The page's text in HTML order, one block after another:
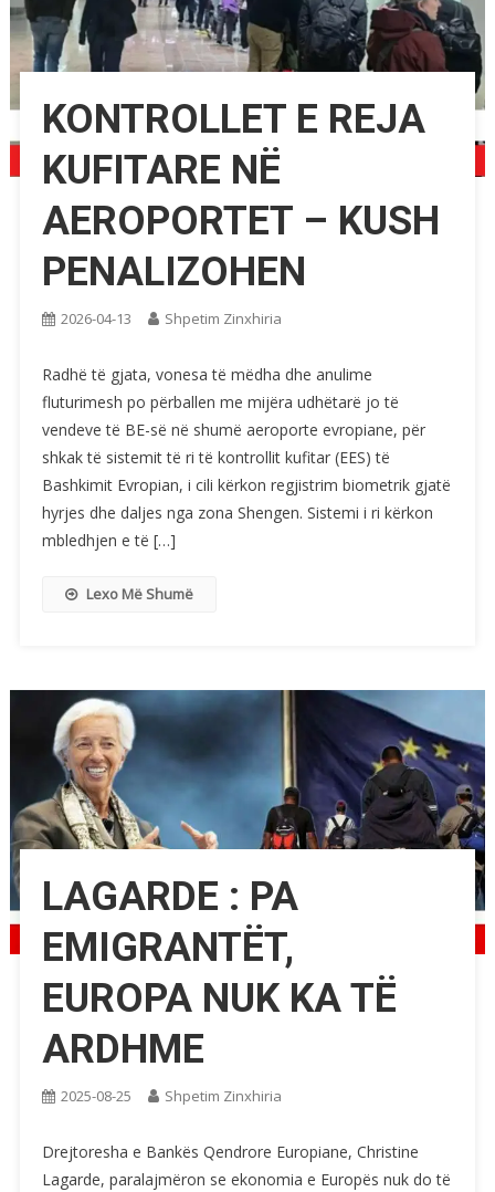
KONTROLLET E REJA
KUFITARE NË
AEROPORTET – KUSH
PENALIZOHEN
2026-04-13 Shpetim Zinxhiria
Radhë të gjata, vonesa të mëdha dhe anulime
fluturimesh po përballen me mijëra udhëtarë jo të
vendeve të BE-së në shumë aeroporte evropiane, për
shkak të sistemit të ri të kontrollit kufitar (EES) të
Bashkimit Evropian, i cili kërkon regjistrim biometrik gjatë
hyrjes dhe daljes nga zona Shengen. Sistemi i ri kërkon
mbledhjen e të […]
Lexo Më Shumë
LAGARDE : PA
EMIGRANTËT,
EUROPA NUK KA TË
ARDHME
2025-08-25 Shpetim Zinxhiria
Drejtoresha e Bankës Qendrore Europiane, Christine
Lagarde, paralajmëron se ekonomia e Europës nuk do të